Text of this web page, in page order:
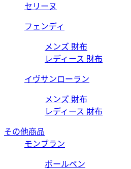
セリーヌ
フェンディ
メンズ 財布
レディース 財布
イヴサンローラン
メンズ 財布
レディース 財布
その他商品
モンブラン
ボールペン